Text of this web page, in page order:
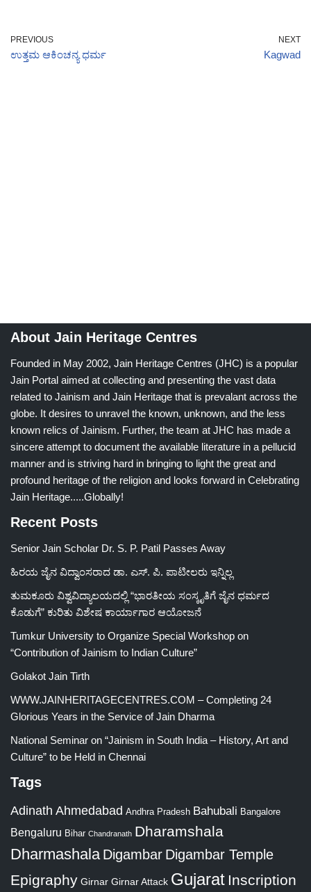
PREVIOUS
ಉತ್ತಮ ಆಕಿಂಚನ್ಯ ಧರ್ಮ
NEXT
Kagwad
About Jain Heritage Centres
Founded in May 2002, Jain Heritage Centres (JHC) is a popular
Jain Portal aimed at collecting and presenting the vast data
related to Jainism and Jain Heritage that is prevalant across the
globe. It desires to unravel the known, unknown, and the less
known relics of Jainism. Further, the team at JHC has made a
sincere attempt to document the available literature in a pellucid
manner and is striving hard in bringing to light the great and
profound heritage of the religion and looks forward in Celebrating
Jain Heritage.....Globally!
Recent Posts
Senior Jain Scholar Dr. S. P. Patil Passes Away
ಹಿರಯ ಜೈನ ವಿದ್ವಾಂಸರಾದ ಡಾ. ಎಸ್. ಪಿ. ಪಾಟೀಲರು ಇನ್ನಿಲ್ಲ
ತುಮಕೂರು ವಿಶ್ವವಿದ್ಯಾಲಯದಲ್ಲಿ “ಭಾರತೀಯ ಸಂಸ್ಕೃತಿಗೆ ಜೈನ ಧರ್ಮದ
ಕೊಡುಗೆ” ಕುರಿತು ವಿಶೇಷ ಕಾರ್ಯಾಗಾರ ಆಯೋಜನೆ
Tumkur University to Organize Special Workshop on
“Contribution of Jainism to Indian Culture”
Golakot Jain Tirth
WWW.JAINHERITAGECENTRES.COM – Completing 24
Glorious Years in the Service of Jain Dharma
National Seminar on “Jainism in South India – History, Art and
Culture” to be Held in Chennai
Tags
Adinath Ahmedabad Andhra Pradesh Bahubali Bangalore
Bengaluru Bihar Chandranath Dharamshala
Dharmashala Digambar Digambar Temple
Epigraphy Girnar Girnar Attack Gujarat Inscription